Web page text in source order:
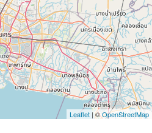
13
Leaflet | ©OpenStreetMap